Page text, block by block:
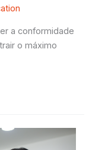
a conformidade
o máximo